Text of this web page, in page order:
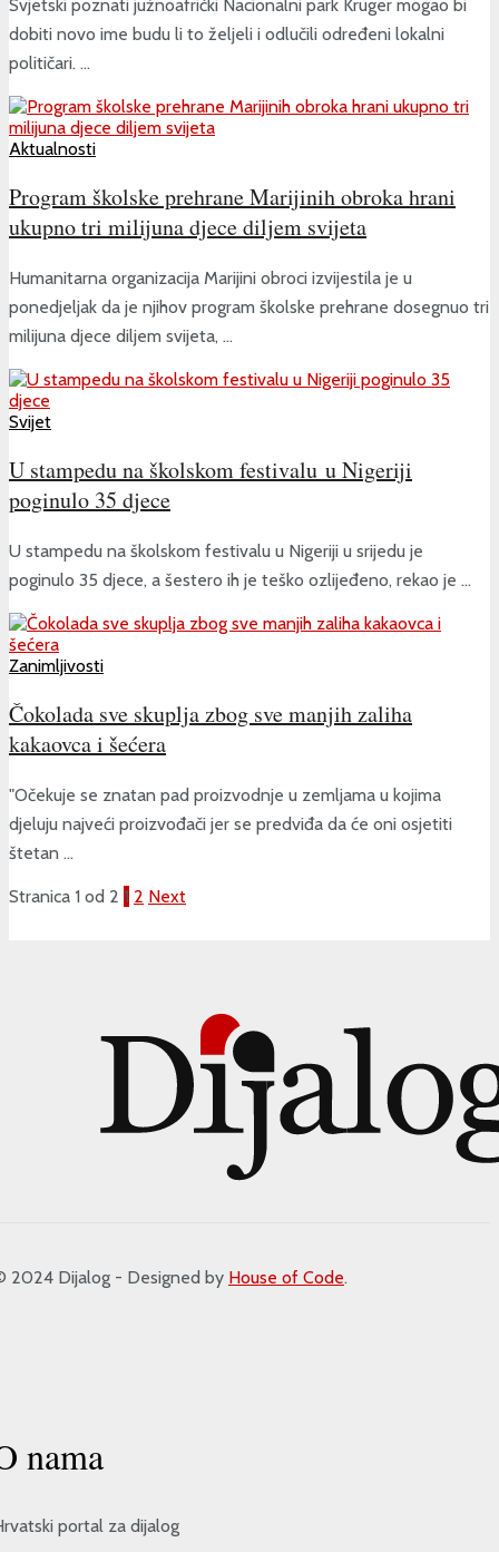
Svjetski poznati južnoafrički Nacionalni park Kruger mogao bi
dobiti novo ime budu li to željeli i odlučili određeni lokalni
političari. ...
Aktualnosti
Program školske prehrane Marijinih obroka hrani
ukupno tri milijuna djece diljem svijeta
Humanitarna organizacija Marijini obroci izvijestila je u
ponedjeljak da je njihov program školske prehrane dosegnuo tri
milijuna djece diljem svijeta, ...
Svijet
U stampedu na školskom festivalu u Nigeriji
poginulo 35 djece
U stampedu na školskom festivalu u Nigeriji u srijedu je
poginulo 35 djece, a šestero ih je teško ozlijeđeno, rekao je ...
Zanimljivosti
Čokolada sve skuplja zbog sve manjih zaliha
kakaovca i šećera
"Očekuje se znatan pad proizvodnje u zemljama u kojima
djeluju najveći proizvođači jer se predviđa da će oni osjetiti
štetan ...
Stranica 1 od 2 1 2 Next
Dijalog - Designed by House of Code.
nama
portal za dijalog